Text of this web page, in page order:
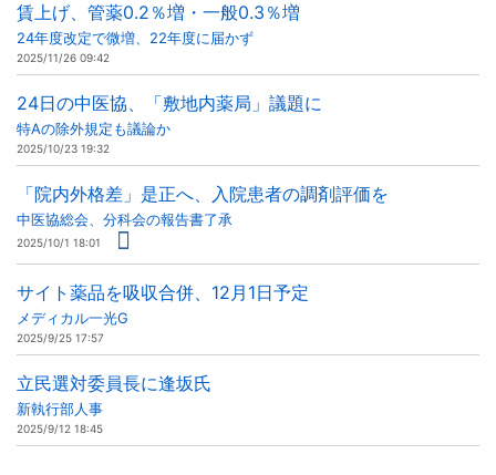
賃上げ、管薬0.2％増・一般0.3％増
24年度改定で微増、22年度に届かず
2025/11/26 09:42
24日の中医協、「敷地内薬局」議題に
特Aの除外規定も議論か
2025/10/23 19:32
「院内外格差」是正へ、入院患者の調剤評価を
中医協総会、分科会の報告書了承
2025/10/1 18:01
サイト薬品を吸収合併、12月1日予定
メディカル一光G
2025/9/25 17:57
立民選対委員長に逢坂氏
新執行部人事
2025/9/12 18:45